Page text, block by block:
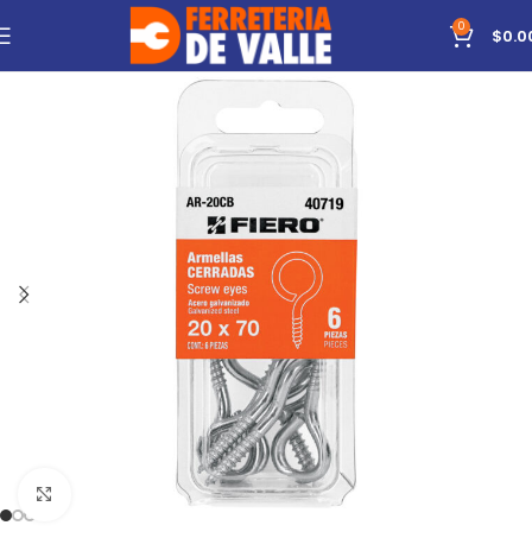
0 $
Click to enlarge